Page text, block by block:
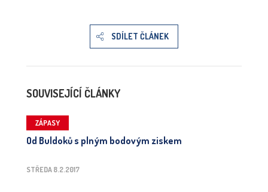
SDÍLET ČLÁNEK
SOUVISEJÍCÍ ČLÁNKY
ZÁPASY
Od Buldoků s plným bodovým ziskem
STŘEDA 8.2.2017